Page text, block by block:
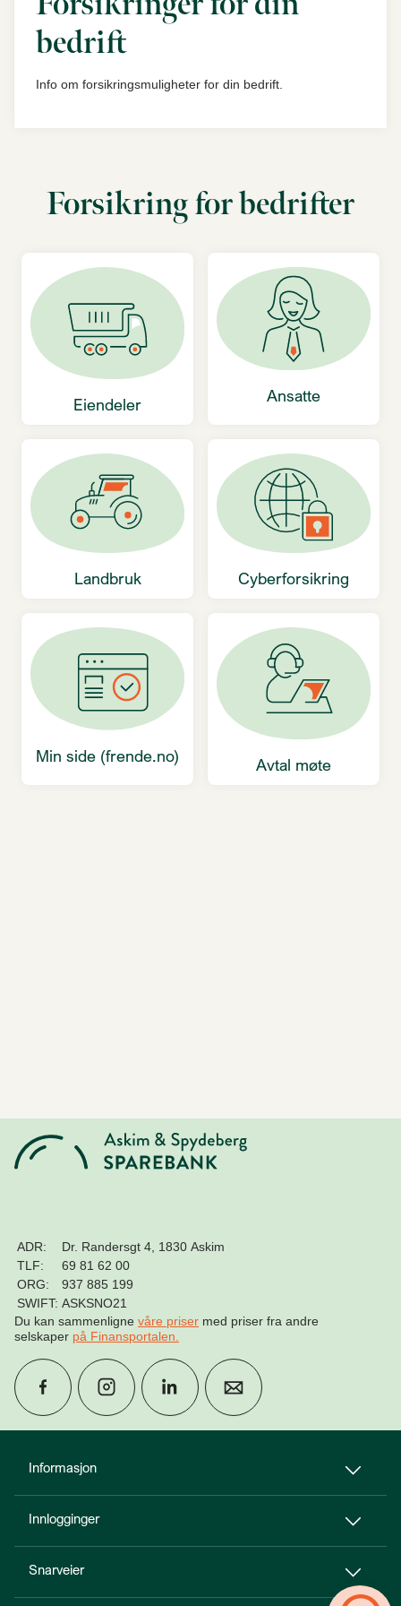
bedrift
Info om forsikringsmuligheter for din bedrift.
Forsikring for bedrifter
Eiendeler Ansatte
Landbruk Cyberforsikring
Min side (frende.no) Avtal møte
Informasjon
Innlogginger
Snarveier
ADR:
Dr. Randersgt 4, 1830 Askim
TLF:
69 81 62 00
ORG:
937 885 199
SWIFT: ASKSNO21
Du kan sammenligne våre priser med priser fra andre
selskaper på Finansportalen
Bli kunde
person_add
Til toppen